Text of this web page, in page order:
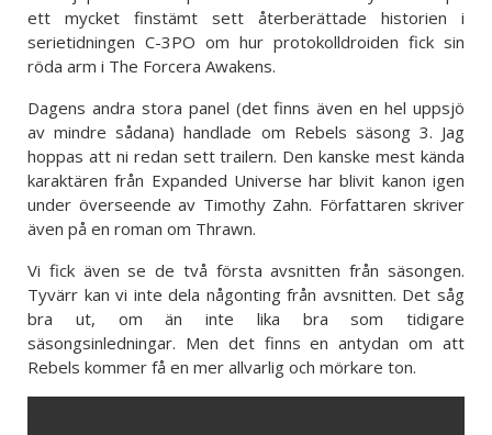
ett mycket finstämt sett återberättade historien i
serietidningen C-3PO om hur protokolldroiden fick sin
röda arm i The Forcera Awakens.
Dagens andra stora panel (det finns även en hel uppsjö
av mindre sådana) handlade om Rebels säsong 3. Jag
hoppas att ni redan sett trailern. Den kanske mest kända
karaktären från Expanded Universe har blivit kanon igen
under överseende av Timothy Zahn. Författaren skriver
även på en roman om Thrawn.
Vi fick även se de två första avsnitten från säsongen.
Tyvärr kan vi inte dela någonting från avsnitten. Det såg
bra ut, om än inte lika bra som tidigare
säsongsinledningar. Men det finns en antydan om att
Rebels kommer få en mer allvarlig och mörkare ton.